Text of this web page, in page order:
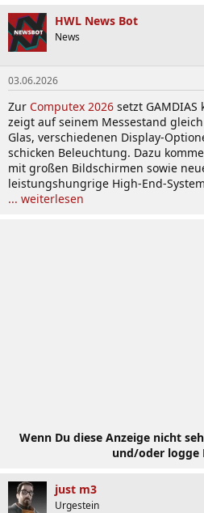
s
t
e
e
r
s
t
a
m
HWL News Bot
News
03.06.2026
Zur Computex 2026 setzt
zeigt auf seinem Messestand
Glas, verschiedenen Display-
schicken Beleuchtung. Dazu
mit großen Bildschirmen sowie
leistungshungrige High-End-
... weiterlesen
Wenn Du diese Anzeige nicht
und/oder logge
just m3
Urgestein